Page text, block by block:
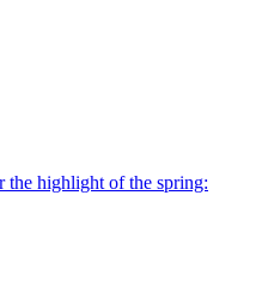
the highlight of the spring: